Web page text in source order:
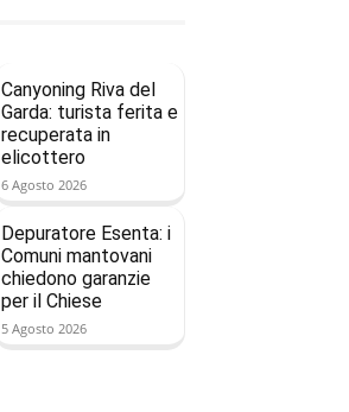
Canyoning Riva del
Garda: turista ferita e
recuperata in
elicottero
6 Agosto 2026
Depuratore Esenta: i
Comuni mantovani
chiedono garanzie
per il Chiese
5 Agosto 2026